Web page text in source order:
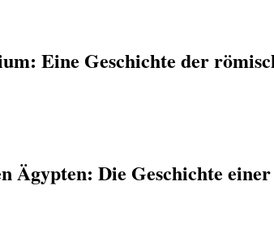
Eine Geschichte der
Ägypten: Die Geschichte